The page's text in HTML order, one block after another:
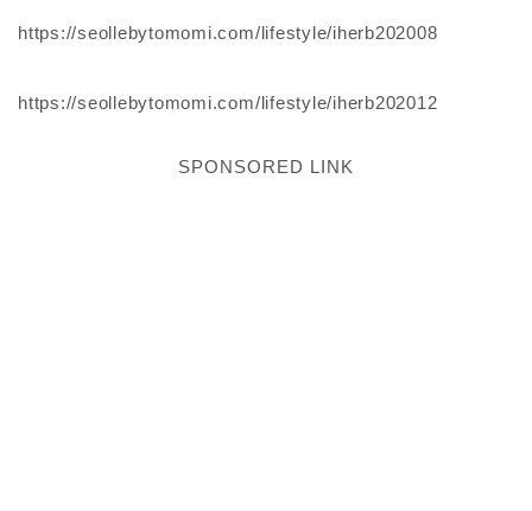
https://seollebytomomi.com/lifestyle/iherb202008
https://seollebytomomi.com/lifestyle/iherb202012
SPONSORED LINK